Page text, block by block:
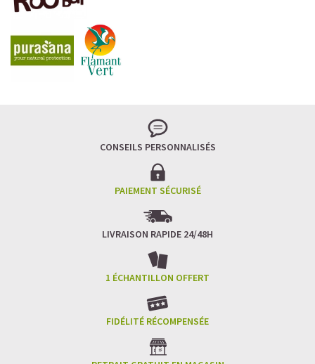
LE PLAISIR D’UN DESSERT GLACÉ, SANS LE SUCRE EN
TROP
Imaginez un caramel fondant qui se mêle à un café
frappé crémeux, sans sucre raffiné et boosté en
réconcilie dessert glacé et nutrition.
fringale. Pour les gourmands qui veulent se faire plaisir
sans sacrifier leurs objectifs.
Café frappé au Caramel Protéiné
CONSEILS PERSONNALISÉS
PAIEMENT SÉCURISÉ
LIVRAISON RAPIDE 24/48H
1 ÉCHANTILLON OFFERT
FIDÉLITÉ RÉCOMPENSÉE